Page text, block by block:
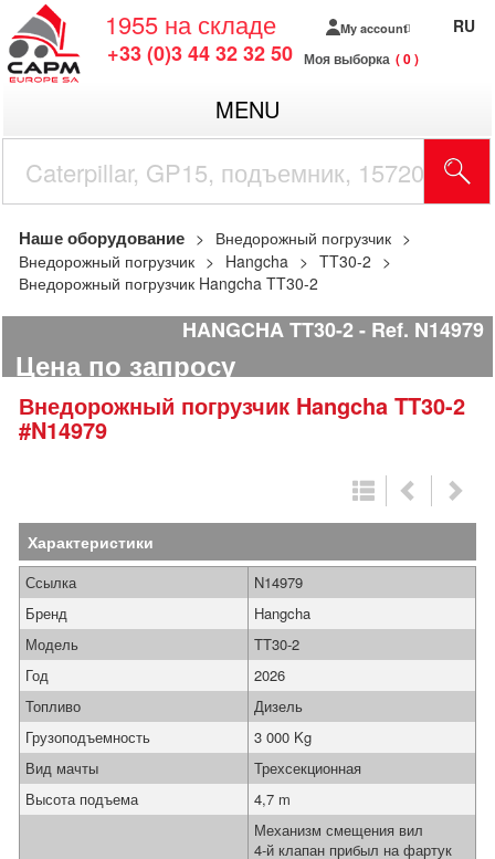
1955 на складе
+33 (0)3 44 32 32 50
My account
Моя выборка 0
RU
MENU
Наше оборудование
Внедорожный погрузчик
Внедорожный погрузчик
Hangcha
TT30-2
Внедорожный погрузчик Hangcha TT30-2
HANGCHA TT30-2 Ref. N14979
Цена по запросу
Внедорожный погрузчик Hangcha TT30-2
#N14979
Характеристики
Ссылка
N14979
Бренд
Hangcha
Модель
TT30-2
Год
2026
Топливо
Дизель
Грузоподъемность
3 000 Kg
Вид мачты
Трехсекционная
Высота подъема
4,7 m
Механизм смещения вил
4-й клапан прибыл на фартук